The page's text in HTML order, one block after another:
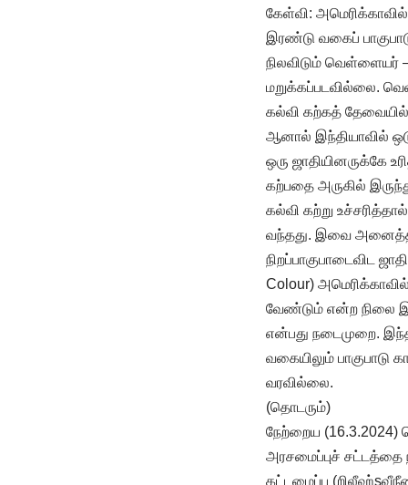
கேள்வி: அமெரிக்காவில்
இரண்டு வகைப்
நிலவிடும் வெள்ளையர்
மறுக்கப்படவில்லை.
கல்வி கற்கத்
ஆனால் இந்தியாவில்
ஒரு ஜாதியினருக்கே
கற்பதை அருகில்
கல்வி கற்று
வந்தது. இவை
நிறப்பாகுபாடைவிட
Colour)
வேண்டும் என்ற நிலை
என்பது நடைமுறை.
வகையிலும் பாகுபாடு
வரவில்லை.
(தொடரும்)
நேற்றைய (16.3.2024)
அரசமைப்புச் சட்டத்தை
கட்டமைப்பு